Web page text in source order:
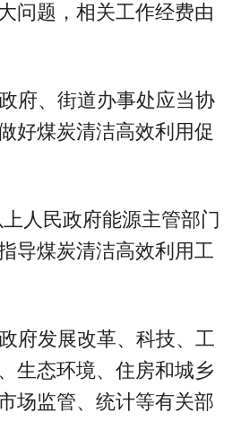
问题，相关工作经费由
府、街道办事处应当协
好煤炭清洁高效利用促
人民政府能源主管部门
导煤炭清洁高效利用工
府发展改革、科技、工
生态环境、住房和城乡
场监管、统计等有关部